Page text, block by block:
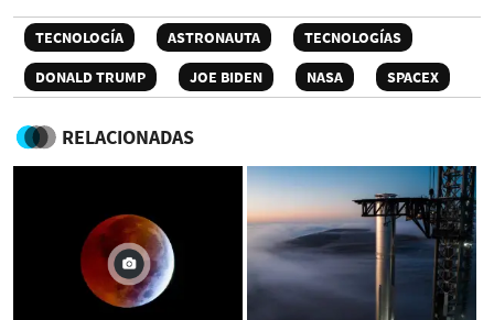
TECNOLOGÍA ASTRONAUTA
TECNOLOGÍAS
DONALD TRUMP
JOE BIDEN NASA SPACEX
RELACIONADAS